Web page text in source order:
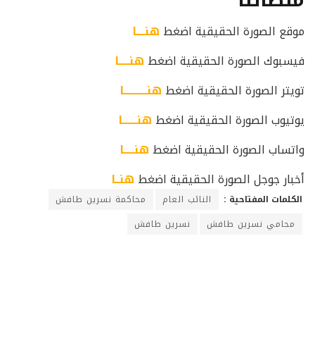
موقع الصورة الحقيقية اضغط هنــــا
فيسبوك الصورة الحقيقية اضغط هنـــــا
تويتر الصورة الحقيقية اضغط هنـــــــــــا
يوتيوب الصورة الحقيقية اضغط هنـــــــا
واتساب الصورة الحقيقية اضغط هنـــــا
أخبار جوجل الصورة الحقيقية اضغط هنــا
الكلمات المفتاحية : النائب العام
محاكمة نسرين طافش
محامي نسرين طافش
نسرين طافش